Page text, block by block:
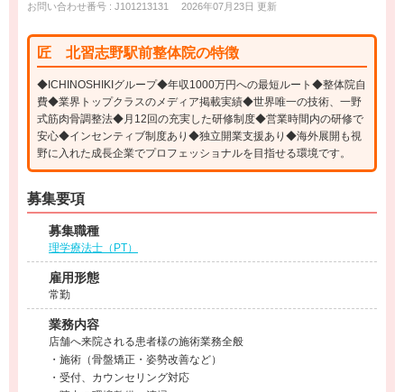
お問い合わせ番号 : J101213131 2026年07月23日 更新
匠 北習志野駅前整体院の特徴
◆ICHINOSHIKIグループ◆年収1000万円への最短ルート◆整体院自
費◆業界トップクラスのメディア掲載実績◆世界唯一の技術、一野
式筋肉骨調整法◆月12回の充実した研修制度◆営業時間内の研修で
安心◆インセンティブ制度あり◆独立開業支援あり◆海外展開も視
野に入れた成長企業でプロフェッショナルを目指せる環境です。
募集要項
募集職種
理学療法士（PT）
雇用形態
常勤
業務内容
店舗へ来院される患者様の施術業務全般
・施術（骨盤矯正・姿勢改善など）
・受付、カウンセリング対応